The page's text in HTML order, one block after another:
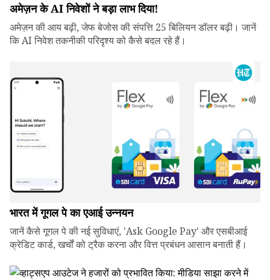
अमेज़न के AI निवेशों ने बड़ा लाभ दिया!
अमेज़न की आय बढ़ी, जेफ बेजोस की संपत्ति 25 बिलियन डॉलर बढ़ी। जानें
कि AI निवेश तकनीकी परिदृश्य को कैसे बदल रहे हैं।
भारत में गूगल पे का एआई उन्नयन
जानें कैसे गूगल पे की नई सुविधाएं, 'Ask Google Pay' और एसबीआई
क्रेडिट कार्ड, खर्चों को ट्रैक करना और वित्त प्रबंधन आसान बनाती हैं।